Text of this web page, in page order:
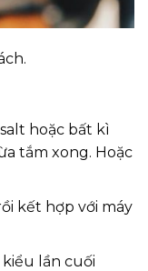
hoặc bất kì
tắm xong. Hoặc
kết hợp với máy
lần cuối